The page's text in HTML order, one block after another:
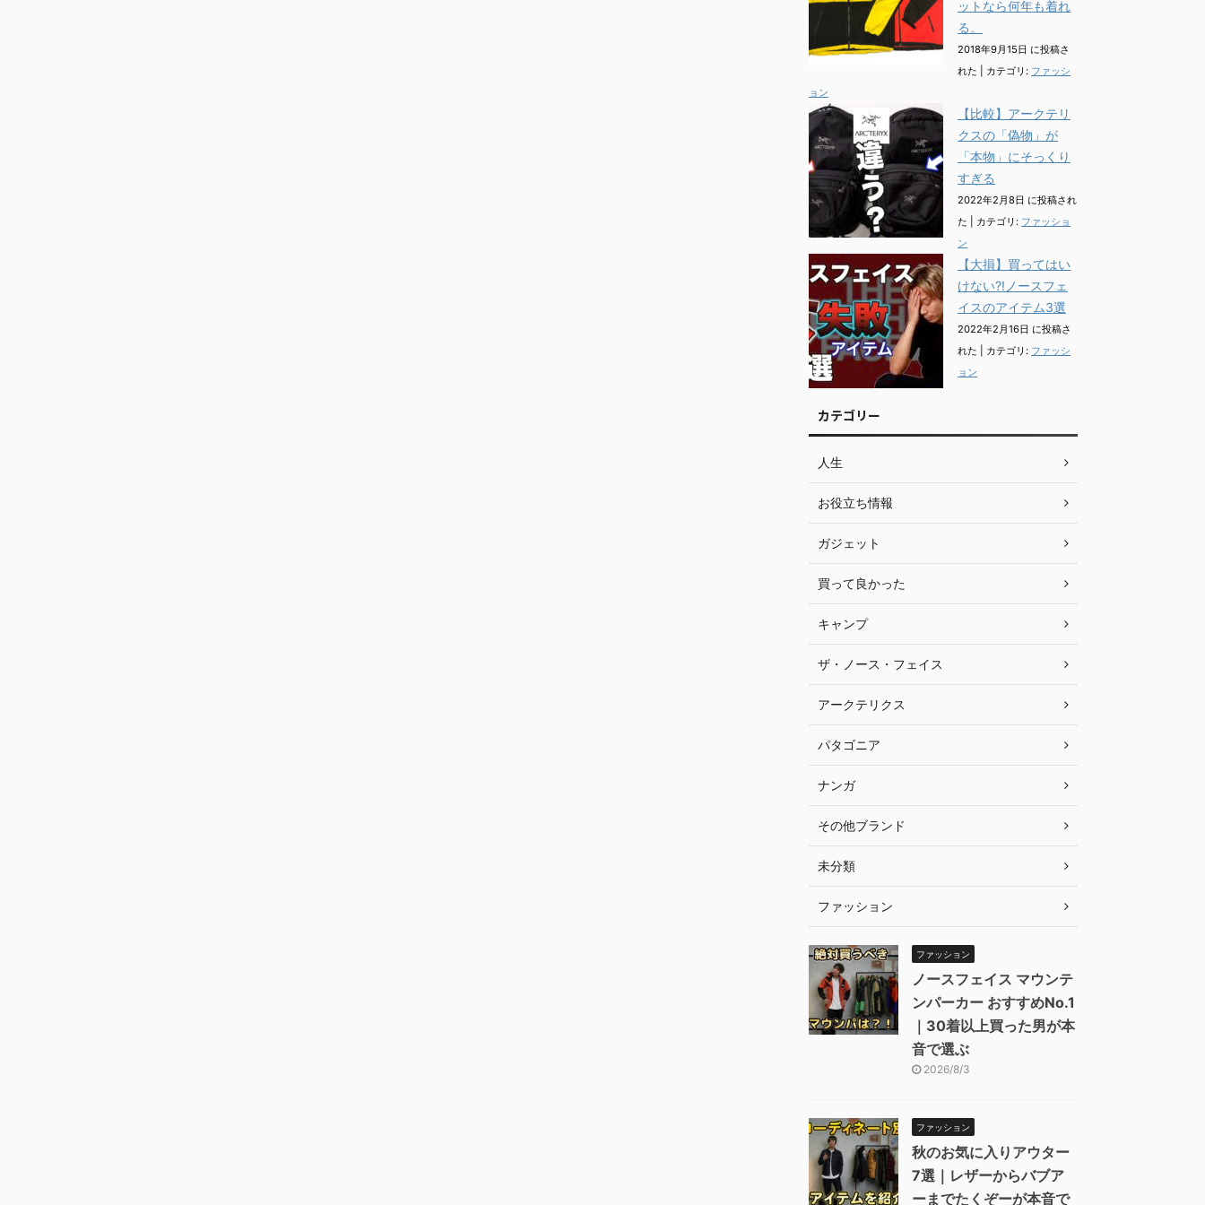
ットなら何年も着れ
る。
2018年9月15日 に投稿さ
れた
カテゴリ: ファッシ
ョン
【比較】アークテリ
クスの「偽物」が
「本物」にそっくり
すぎる
2022年2月8日 に投稿され
た
カテゴリ: ファッショ
ン
【大損】買ってはい
けない?!ノースフェ
イスのアイテム3選
2022年2月16日 に投稿さ
れた
カテゴリ: ファッシ
ョン
カテゴリー
人生
お役立ち情報
ガジェット
買って良かった
キャンプ
ザ・ノース・フェイス
アークテリクス
パタゴニア
ナンガ
その他ブランド
未分類
ファッション
ファッション
ノースフェイス マウンテ
ンパーカー おすすめNo.1
｜30着以上買った男が本
音で選ぶ
2026/8/3
ファッション
秋のお気に入りアウター
7選｜レザーからバブア
ーまでたくぞーが本音で